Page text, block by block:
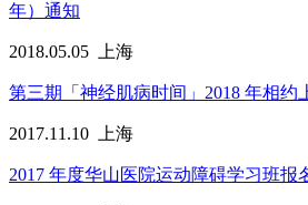
年）通知
2018.05.05 上海
第三期「神经肌病时间」2018 年相约
2017.11.10 上海
2017 年度华山医院运动障碍学习班报